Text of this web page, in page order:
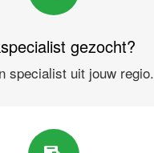
gezocht?
specialist uit jouw regio.